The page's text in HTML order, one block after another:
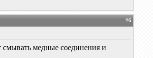
#6
медные соединения и